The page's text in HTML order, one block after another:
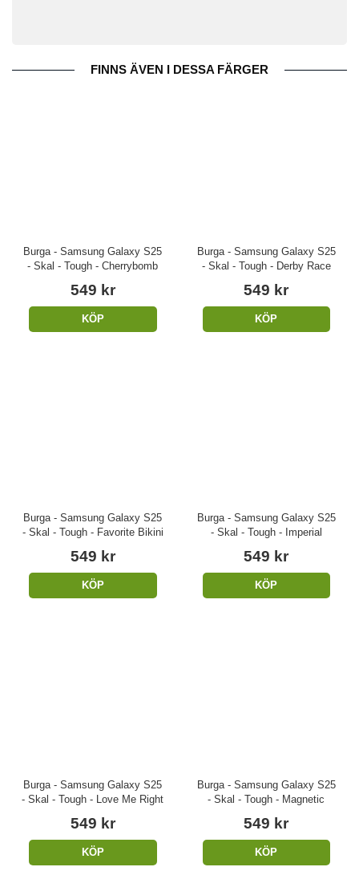
FINNS ÄVEN I DESSA FÄRGER
Burga - Samsung Galaxy S25
- Skal - Tough - Cherrybomb
549 kr
KÖP
Burga - Samsung Galaxy S25
- Skal - Tough - Derby Race
549 kr
KÖP
Burga - Samsung Galaxy S25
- Skal - Tough - Favorite Bikini
549 kr
KÖP
Burga - Samsung Galaxy S25
- Skal - Tough - Imperial
549 kr
KÖP
Burga - Samsung Galaxy S25
- Skal - Tough - Love Me Right
549 kr
KÖP
Burga - Samsung Galaxy S25
- Skal - Tough - Magnetic
549 kr
KÖP